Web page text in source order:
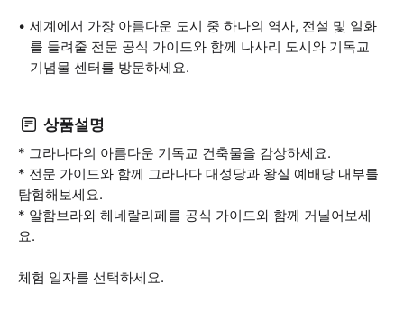
세계에서 가장 아름다운 도시 중 하나의 역사, 전설 및 일화
를 들려줄 전문 공식 가이드와 함께 나사리 도시와 기독교
기념물 센터를 방문하세요.
상품설명
* 그라나다의 아름다운 기독교 건축물을 감상하세요.
* 전문 가이드와 함께 그라나다 대성당과 왕실 예배당 내부를
탐험해보세요.
* 알함브라와 헤네랄리페를 공식 가이드와 함께 거닐어보세
요.
체험 일자를 선택하세요.